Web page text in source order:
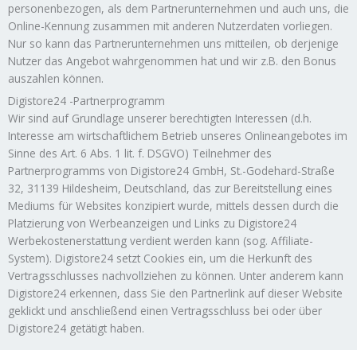
personenbezogen, als dem Partnerunternehmen und auch uns, die
Online-Kennung zusammen mit anderen Nutzerdaten vorliegen.
Nur so kann das Partnerunternehmen uns mitteilen, ob derjenige
Nutzer das Angebot wahrgenommen hat und wir z.B. den Bonus
auszahlen können.
Digistore24 -Partnerprogramm
Wir sind auf Grundlage unserer berechtigten Interessen (d.h.
Interesse am wirtschaftlichem Betrieb unseres Onlineangebotes im
Sinne des Art. 6 Abs. 1 lit. f. DSGVO) Teilnehmer des
Partnerprogramms von Digistore24 GmbH, St.-Godehard-Straße
32, 31139 Hildesheim, Deutschland, das zur Bereitstellung eines
Mediums für Websites konzipiert wurde, mittels dessen durch die
Platzierung von Werbeanzeigen und Links zu Digistore24
Werbekostenerstattung verdient werden kann (sog. Affiliate-
System). Digistore24 setzt Cookies ein, um die Herkunft des
Vertragsschlusses nachvollziehen zu können. Unter anderem kann
Digistore24 erkennen, dass Sie den Partnerlink auf dieser Website
geklickt und anschließend einen Vertragsschluss bei oder über
Digistore24 getätigt haben.